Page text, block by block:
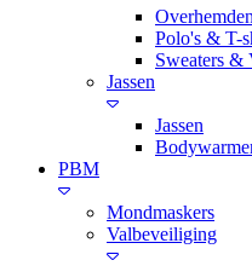
Overhemden
Polo's & T-
Sweaters &
Jassen
Jassen
PBM
Mondmaskers
Valbeveiliging